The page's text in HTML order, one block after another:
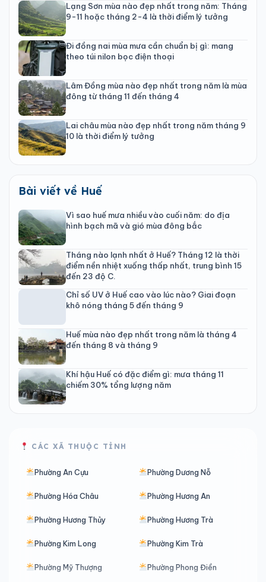
Lạng Sơn mùa nào đẹp nhất trong năm: Tháng
9-11 hoặc tháng 2-4 là thời điểm lý tưởng
Đi đồng nai mùa mưa cần chuẩn bị gì: mang
theo túi nilon bọc điện thoại
Lâm Đồng mùa nào đẹp nhất trong năm là mùa
đông từ tháng 11 đến tháng 4
Lai châu mùa nào đẹp nhất trong năm tháng 9
10 là thời điểm lý tưởng
Bài viết về Huế
Vì sao huế mưa nhiều vào cuối năm: do địa
hình bạch mã và gió mùa đông bắc
Tháng nào lạnh nhất ở Huế? Tháng 12 là thời
điểm nền nhiệt xuống thấp nhất, trung bình 15
đến 23 độ C.
Chỉ số UV ở Huế cao vào lúc nào? Giai đoạn
khô nóng tháng 5 đến tháng 9
Huế mùa nào đẹp nhất trong năm là tháng 4
đến tháng 8 và tháng 9
Khí hậu Huế có đặc điểm gì: mưa tháng 11
chiếm 30% tổng lượng năm
CÁC XÃ THUỘC TỈNH
Phường An Cựu Phường Dương Nỗ
Phường Hóa Châu Phường Hương An
Phường Hương Thủy Phường Hương Trà
Phường Kim Long Phường Kim Trà
Phường Mỹ Thượng Phường Phong Điền